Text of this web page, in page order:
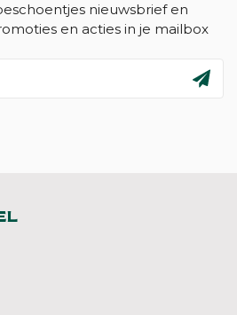
nieuwsbrief en
en acties in je mailbox